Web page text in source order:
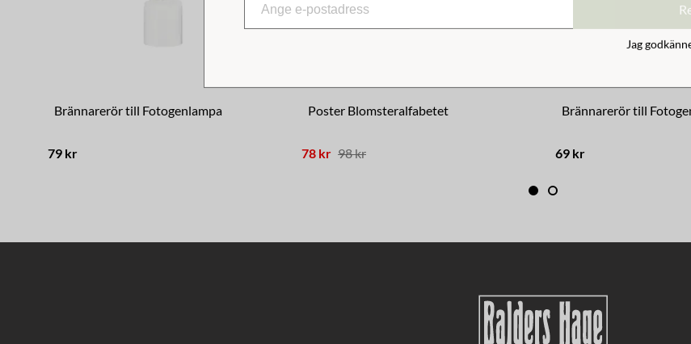
Brännarerör till Fotogenlampa
79 kr
Poster Blomsteralfabetet
78 kr 98 kr
Brännarerör till
69 kr
Jag